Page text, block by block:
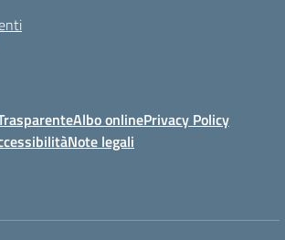
Albo onlinePrivacy Policy
Note legali